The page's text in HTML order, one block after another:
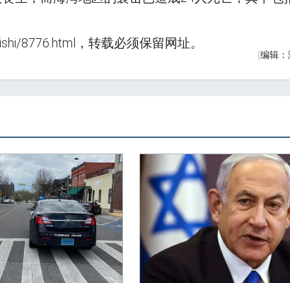
8776.html，转载必须保留网址。
(编辑：